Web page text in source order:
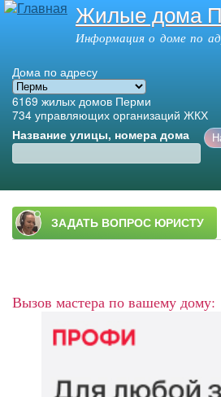
Перейти к
основному
Жилые дома
Информация о доме по
Дома по адресу
6169 жилых домов Перми
734 управляющих организаций ЖКХ
Название улицы, номера дома
Главное меню
Вызов мастера по вашему дому: